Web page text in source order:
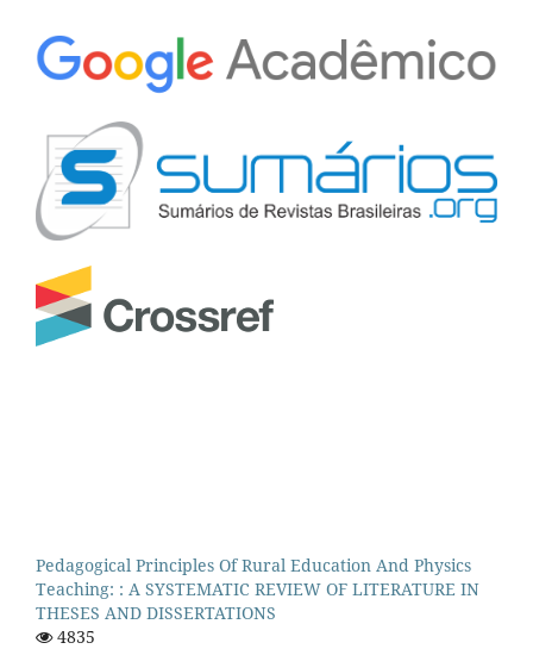
Pedagogical Principles Of Rural Education And Physics
Teaching: : A SYSTEMATIC REVIEW OF LITERATURE IN
THESES AND DISSERTATIONS
4835